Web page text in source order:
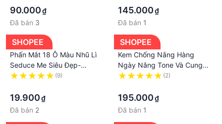
90.000₫
Đã bán 3
145.000₫
Đã bán 1
SHOPEE
Phấn Mắt 18 Ô Màu Nhũ Lì
Seduce Me Siêu Đẹp-
SA789
(9)
19.900₫
Đã bán 2
SHOPEE
Kem Chống Nắng Hàng
Ngày Nâng Tone Và Cung
Cấp Độ Ẩm Cho Da Herietta
SPF50+/PA+++ 70g
(2)
195.000₫
Đã bán 1